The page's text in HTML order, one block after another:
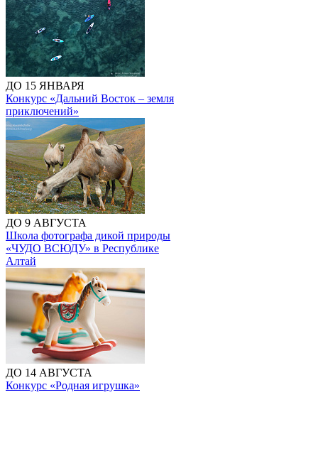
ДО 15 ЯНВАРЯ
Конкурс «Дальний Восток – земля
приключений»
ДО 9 АВГУСТА
Школа фотографа дикой природы
«ЧУДО ВСЮДУ» в Республике
Алтай
ДО 14 АВГУСТА
Конкурс «Родная игрушка»